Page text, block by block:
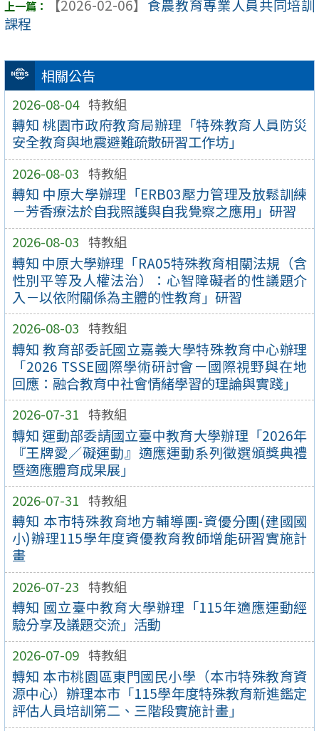
相關公告
2026-08-04 特教組
轉知 桃園市政府教育局辦理「特殊教育人員防災
安全教育與地震避難疏散研習工作坊」
2026-08-03 特教組
轉知 中原大學辦理「ERB03壓力管理及放鬆訓練
－芳香療法於自我照護與自我覺察之應用」研習
2026-08-03 特教組
轉知 中原大學辦理「RA05特殊教育相關法規（含
性別平等及人權法治）：心智障礙者的性議題介
入－以依附關係為主體的性教育」研習
2026-08-03 特教組
轉知 教育部委託國立嘉義大學特殊教育中心辦理
「2026 TSSE國際學術研討會－國際視野與在地
回應：融合教育中社會情緒學習的理論與實踐」
2026-07-31 特教組
轉知 運動部委請國立臺中教育大學辦理「2026年
『王牌愛／礙運動』適應運動系列徵選頒獎典禮
暨適應體育成果展」
2026-07-31 特教組
轉知 本市特殊教育地方輔導團-資優分團(建國國
小)辦理115學年度資優教育教師增能研習實施計
畫
2026-07-23 特教組
轉知 國立臺中教育大學辦理「115年適應運動經
驗分享及議題交流」活動
2026-07-09 特教組
轉知 本市桃園區東門國民小學（本市特殊教育資
源中心）辦理本市「115學年度特殊教育新進鑑定
評估人員培訓第二、三階段實施計畫」
【2026-02-06】 食農教育專業人員共同培訓
課程